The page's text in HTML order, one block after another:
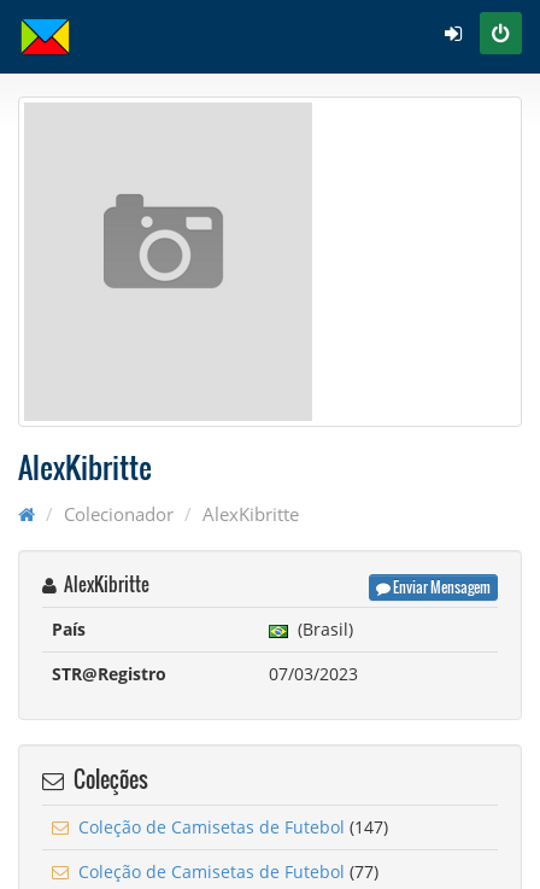
AlexKibritte
Colecionador AlexKibritte
AlexKibritte Enviar Mensagem
País
(Brasil)
STR@Registro
07/03/2023
Coleções
Coleção de Camisetas de Futebol (147)
Coleção de Camisetas de Futebol (77)